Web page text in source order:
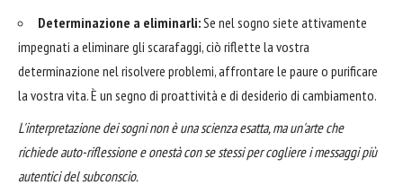
Determinazione a eliminarli:Se nel sogno siete attivamente
impegnati a eliminare gli scarafaggi, ciò riflette la vostra
determinazione nel risolvere problemi, affrontare le paure o purificare
la vostra vita. È un segno di proattività e di desiderio di cambiamento.
L'interpretazione dei sogni non è una scienza esatta, ma un'arte che
richiede auto-riflessione e onestà con se stessi per cogliere i messaggi più
autentici del subconscio.